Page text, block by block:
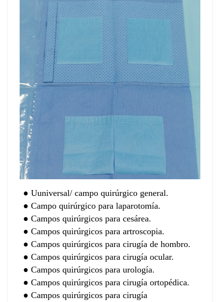
● Uuniversal/ campo quirúrgico general.
● Campo quirúrgico para laparotomía.
● Campos quirúrgicos para cesárea.
● Campos quirúrgicos para artroscopia.
● Campos quirúrgicos para cirugía de hombro.
● Campos quirúrgicos para cirugía ocular.
● Campos quirúrgicos para urología.
● Campos quirúrgicos para cirugía ortopédica.
● Campos quirúrgicos para cirugía